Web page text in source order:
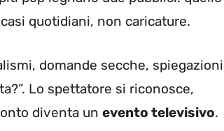
quotidiani, non caricature.
domande secche, spiegazioni
Lo spettatore si riconosce,
diventa un evento televisivo.